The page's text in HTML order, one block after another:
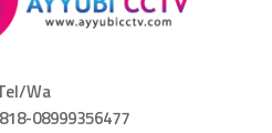
Wa
08999356477